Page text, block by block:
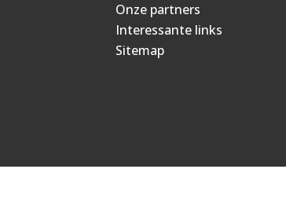
Onze partners
Interessante links
Sitemap